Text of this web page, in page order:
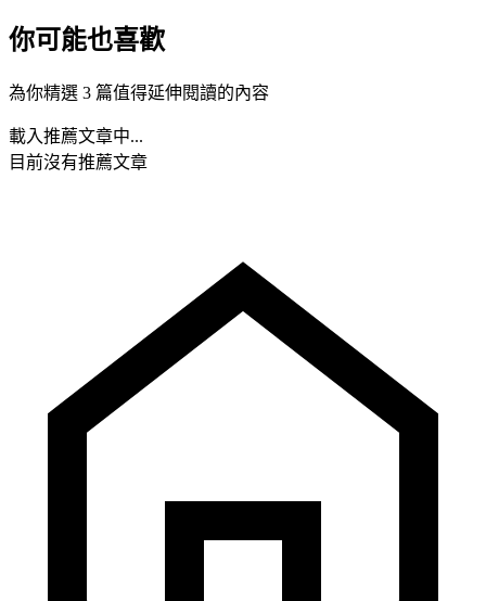
你可能也喜歡
為你精選 3 篇值得延伸閱讀的內容
載入推薦文章中...
目前沒有推薦文章